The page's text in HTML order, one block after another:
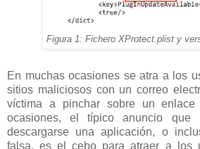
Figura 1: Fichero XProtect.plist y
En muchas ocasiones se atra a los
sitios maliciosos con un correo
víctima a pinchar sobre un
ocasiones, el típico anuncio
descargarse una aplicación, o
falsa, es el cebo para atraer a los